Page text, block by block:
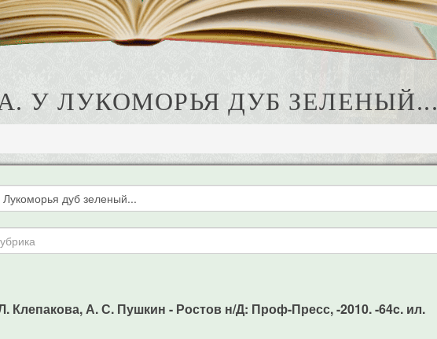
У ЛУКОМОРЬЯ ДУБ ЗЕЛЕНЫЙ...
Клепакова, А. С. Пушкин - Ростов н/Д: Проф-Пресс, -2010. -64c. ил.